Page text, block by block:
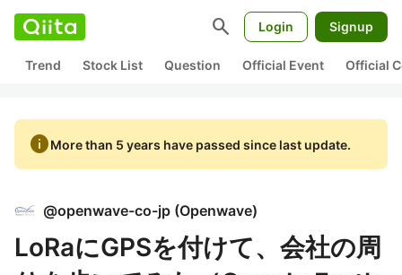
search Login Signup
Trend Stock List Question Official Event Official
infoMore than 5 years have passed since last update.
@openwave-co-jp (Openwave)
LoRaにGPSを付けて、会社の周